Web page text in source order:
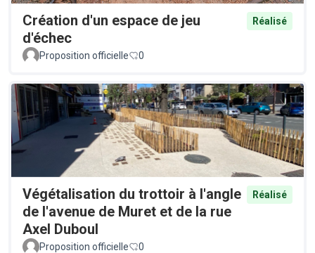
Création d'un espace de jeu
d'échec
Réalisé
Proposition officielle 0
Végétalisation du trottoir à l'angle
de l'avenue de Muret et de la rue
Axel Duboul
Réalisé
Proposition officielle 0